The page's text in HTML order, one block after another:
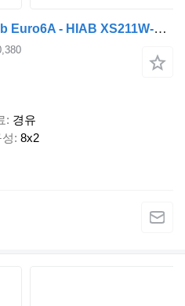
Scania P320 8x2/6 Day Cab Euro6A - HIAB XS211W-3 + Remote Control - Tra
경유
8x2